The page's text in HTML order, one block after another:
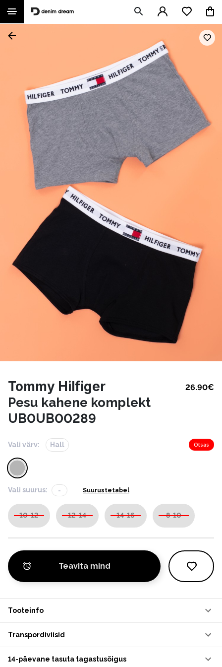
Tommy Hilfiger 26.90€
Pesu kahene komplekt
UB0UB00289
Vali värv: Hall Otsas
Vali suurus: - Suurustetabel
10-12 12-14 14-16 8-10
Teavita mind
Tooteinfo
Transpordiviisid
14-päevane tasuta tagastusõigus